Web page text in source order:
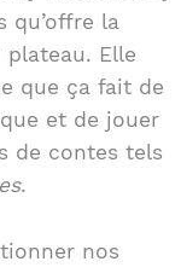
qu’offre la
Elle
que ça fait de
et de jouer
de contes tels
.
nos